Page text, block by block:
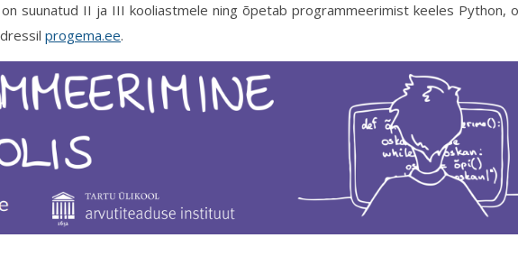
suunatud II ja III kooliastmele ning õpetab programmeerimist keeles Python,
progema.ee.